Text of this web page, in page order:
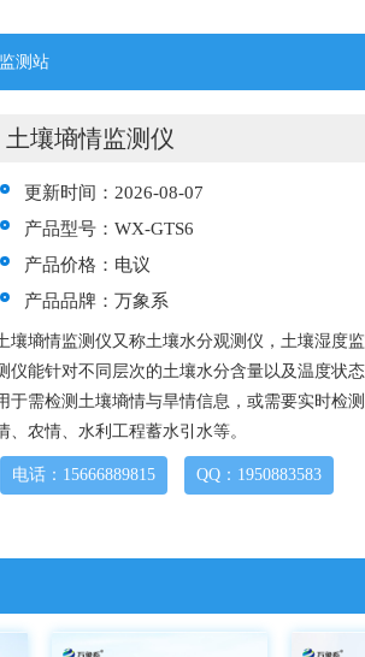
测站
土壤墒情监测仪
更新时间：2026-08-07
产品型号：WX-GTS6
产品价格：电议
产品品牌：万象系
壤墒情监测仪又称土壤水分观测仪，土壤湿度
仪能针对不同层次的土壤水分含量以及温度状
于需检测土壤墒情与旱情信息，或需要实时检
、农情、水利工程蓄水引水等。
电话：15666889815 QQ：1950883583